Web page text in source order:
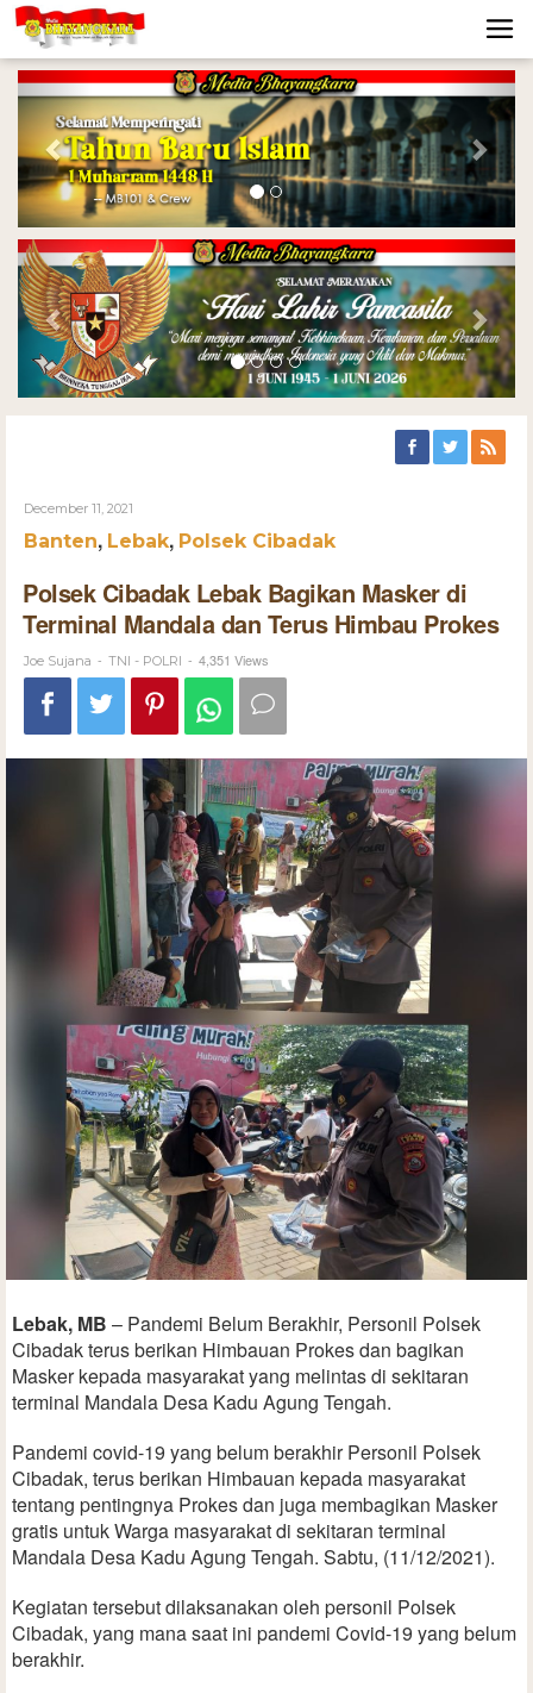
Previous Next
Previous Next
December 11, 2021
Banten, Lebak, Polsek Cibadak
Polsek Cibadak Lebak Bagikan Masker di
Terminal Mandala dan Terus Himbau Prokes
Joe Sujana - TNI - POLRI - 4,351 Views
Lebak, MB – Pandemi Belum Berakhir, Personil Polsek
Cibadak terus berikan Himbauan Prokes dan bagikan
Masker kepada masyarakat yang melintas di sekitaran
terminal Mandala Desa Kadu Agung Tengah.
Pandemi covid-19 yang belum berakhir Personil Polsek
Cibadak, terus berikan Himbauan kepada masyarakat
tentang pentingnya Prokes dan juga membagikan Masker
gratis untuk Warga masyarakat di sekitaran terminal
Mandala Desa Kadu Agung Tengah. Sabtu, (11/12/2021).
Kegiatan tersebut dilaksanakan oleh personil Polsek
Cibadak, yang mana saat ini pandemi Covid-19 yang belum
berakhir.